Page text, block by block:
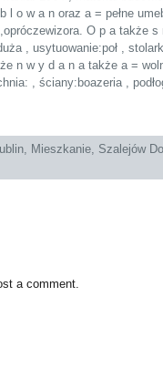
o w a n oraz a = pełne
O p a także
, usytuowanie:poł ,
n w y d a n a także a =
, ściany:boazeria ,
, Mieszkanie, Szalejów
a comment.